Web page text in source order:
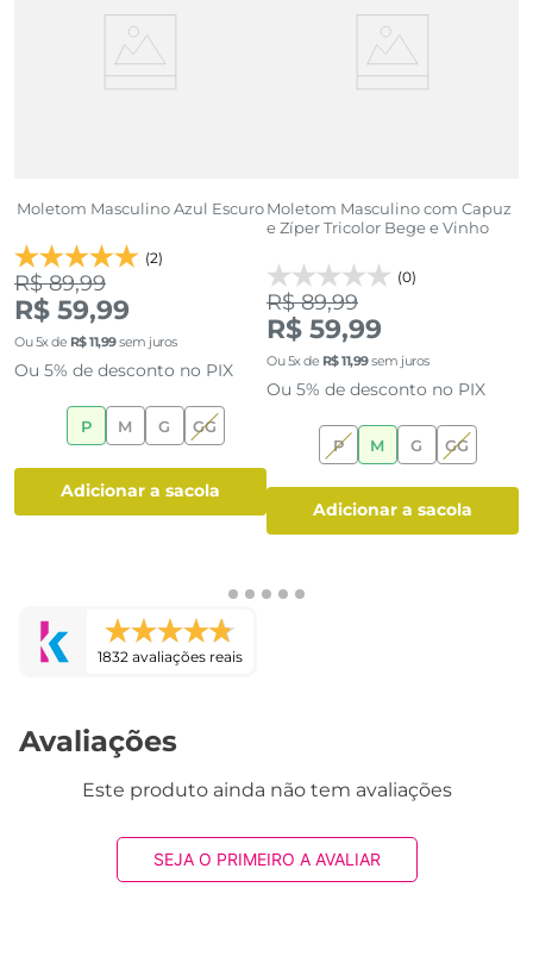
Moletom Masculino Azul Escuro
(2)
R$ 89,99
R$ 59,99
Ou5x de R$11,99sem juros
Ou 5% de desconto no PIX
P M G GG
adicionar a sacola
Moletom Masculino com Capuz
e Zíper Tricolor Bege e Vinho
(0)
R$ 89,99
R$ 59,99
Ou5x de R$11,99sem juros
Ou 5% de desconto no PIX
P M G GG
adicionar a sacola
1832 avaliações reais
Avaliações
Este produto ainda não tem avaliações
SEJA O PRIMEIRO A AVALIAR